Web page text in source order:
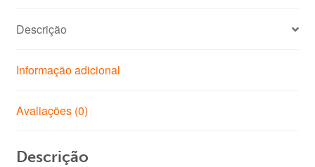
Descrição
Informação adicional
Avaliações (0)
Descrição